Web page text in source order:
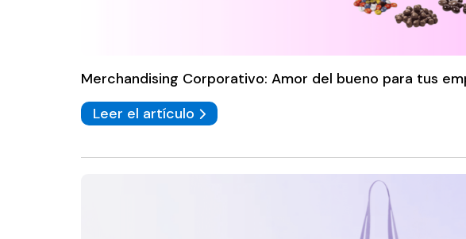
Merchandising Corporativo: Amor del bueno para tus
Leer el artículo